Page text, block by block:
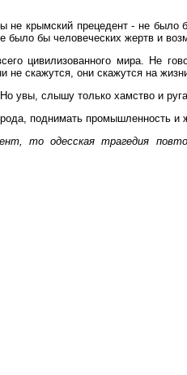
крымский прецедент - не было
было бы человеческих жертв и
цивилизованного мира. Не
не скажутся, они скажутся на
увы, слышу только хамство и
поднимать промышленность и
то одесская трагедия